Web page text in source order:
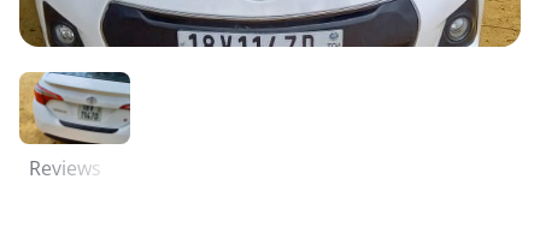
Reviews